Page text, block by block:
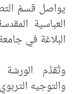
يواصل قسمُ
العباسية
البلاغة في
وتُقدَّم
والتوجيه